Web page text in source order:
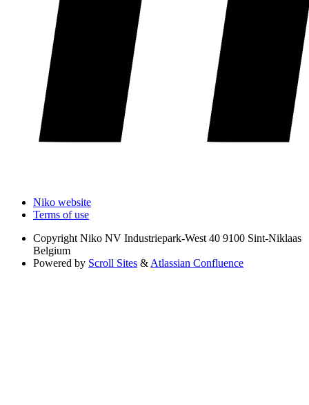
Niko website
Terms of use
Copyright Niko NV Industriepark-West 40 9100 Sint-Niklaas
Belgium
Powered by Scroll Sites & Atlassian Confluence